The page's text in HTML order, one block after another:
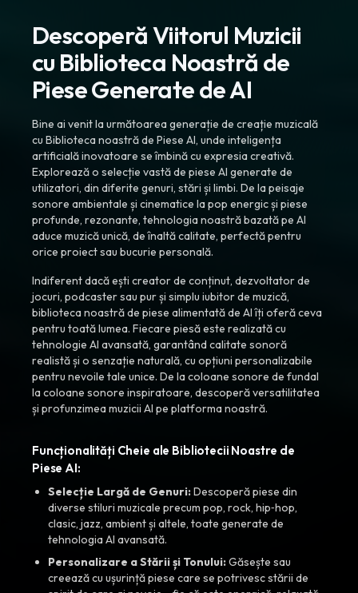
Descoperă Viitorul Muzicii
cu Biblioteca Noastră de
Piese Generate de AI
Bine ai venit la următoarea generație de creație muzicală
cu Biblioteca noastră de Piese AI, unde inteligența
artificială inovatoare se îmbină cu expresia creativă.
Explorează o selecție vastă de piese AI generate de
utilizatori, din diferite genuri, stări și limbi. De la peisaje
sonore ambientale și cinematice la pop energic și piese
profunde, rezonante, tehnologia noastră bazată pe AI
aduce muzică unică, de înaltă calitate, perfectă pentru
orice proiect sau bucurie personală.
Indiferent dacă ești creator de conținut, dezvoltator de
jocuri, podcaster sau pur și simplu iubitor de muzică,
biblioteca noastră de piese alimentată de AI îți oferă ceva
pentru toată lumea. Fiecare piesă este realizată cu
tehnologie AI avansată, garantând calitate sonoră
realistă și o senzație naturală, cu opțiuni personalizabile
pentru nevoile tale unice. De la coloane sonore de fundal
la coloane sonore inspiratoare, descoperă versatilitatea
și profunzimea muzicii AI pe platforma noastră.
Funcționalități Cheie ale Bibliotecii Noastre de
Piese AI:
Selecție Largă de Genuri:Descoperă piese din
diverse stiluri muzicale precum pop, rock, hip‑hop,
clasic, jazz, ambient și altele, toate generate de
tehnologia AI avansată.
Personalizare a Stării și Tonului:Găsește sau
creează cu ușurință piese care se potrivesc stării de